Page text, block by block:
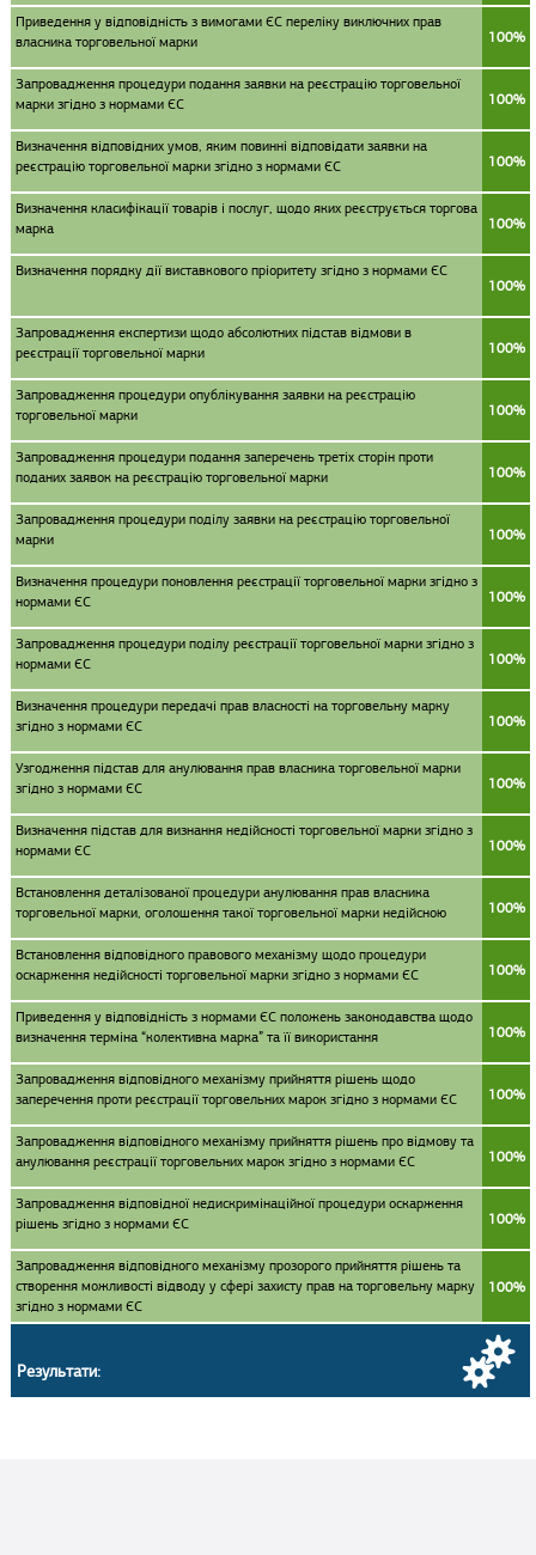
Приведення у відповідність з вимогами ЄС переліку виключних прав
власника торговельної марки
100%
Запровадження процедури подання заявки на реєстрацію торговельної
марки згідно з нормами ЄС
100%
Визначення відповідних умов, яким повинні відповідати заявки на
реєстрацію торговельної марки згідно з нормами ЄС
100%
Визначення класифікації товарів і послуг, щодо яких реєструється торгова
марка
100%
Визначення порядку дії виставкового пріоритету згідно з нормами ЄС
100%
Запровадження експертизи щодо абсолютних підстав відмови в
реєстрації торговельної марки
100%
Запровадження процедури опублікування заявки на реєстрацію
торговельної марки
100%
Запровадження процедури подання заперечень третіх сторін проти
поданих заявок на реєстрацію торговельної марки
100%
Запровадження процедури поділу заявки на реєстрацію торговельної
марки
100%
Визначення процедури поновлення реєстрації торговельної марки згідно з
нормами ЄС
100%
Запровадження процедури поділу реєстрації торговельної марки згідно з
нормами ЄС
100%
Визначення процедури передачі прав власності на торговельну марку
згідно з нормами ЄС
100%
Узгодження підстав для анулювання прав власника торговельної марки
згідно з нормами ЄС
100%
Визначення підстав для визнання недійсності торговельної марки згідно з
нормами ЄС
100%
Встановлення деталізованої процедури анулювання прав власника
торговельної марки, оголошення такої торговельної марки недійсною
100%
Встановлення відповідного правового механізму щодо процедури
оскарження недійсності торговельної марки згідно з нормами ЄС
100%
Приведення у відповідність з нормами ЄС положень законодавства щодо
визначення терміна “колективна марка” та її використання
100%
Запровадження відповідного механізму прийняття рішень щодо
заперечення проти реєстрації торговельних марок згідно з нормами ЄС
100%
Запровадження відповідного механізму прийняття рішень про відмову та
анулювання реєстрації торговельних марок згідно з нормами ЄС
100%
Запровадження відповідної недискримінаційної процедури оскарження
рішень згідно з нормами ЄС
100%
Запровадження відповідного механізму прозорого прийняття рішень та
створення можливості відводу у сфері захисту прав на торговельну марку
згідно з нормами ЄС
100%
Результати: